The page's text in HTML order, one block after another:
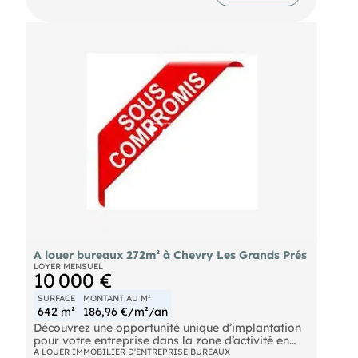
A louer bureaux 272m² à Chevry Les Grands Prés
LOYER MENSUEL
10 000 €
SURFACE
642 m²
MONTANT AU M²
186,96 €/m²/an
Découvrez une opportunité unique d’implantation
pour votre entreprise dans la zone d’activité en
plein essor de 'Les Grands Prés' à Chevry. Ce
A LOUER IMMOBILIER D'ENTREPRISE BUREAUX